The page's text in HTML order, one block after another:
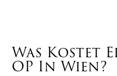
Was Kostet
OP In Wien?